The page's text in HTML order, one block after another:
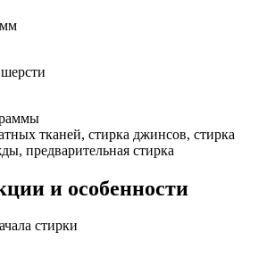
тканей, стирка джинсов, стирка
предварительная стирка
и особенности
стирки